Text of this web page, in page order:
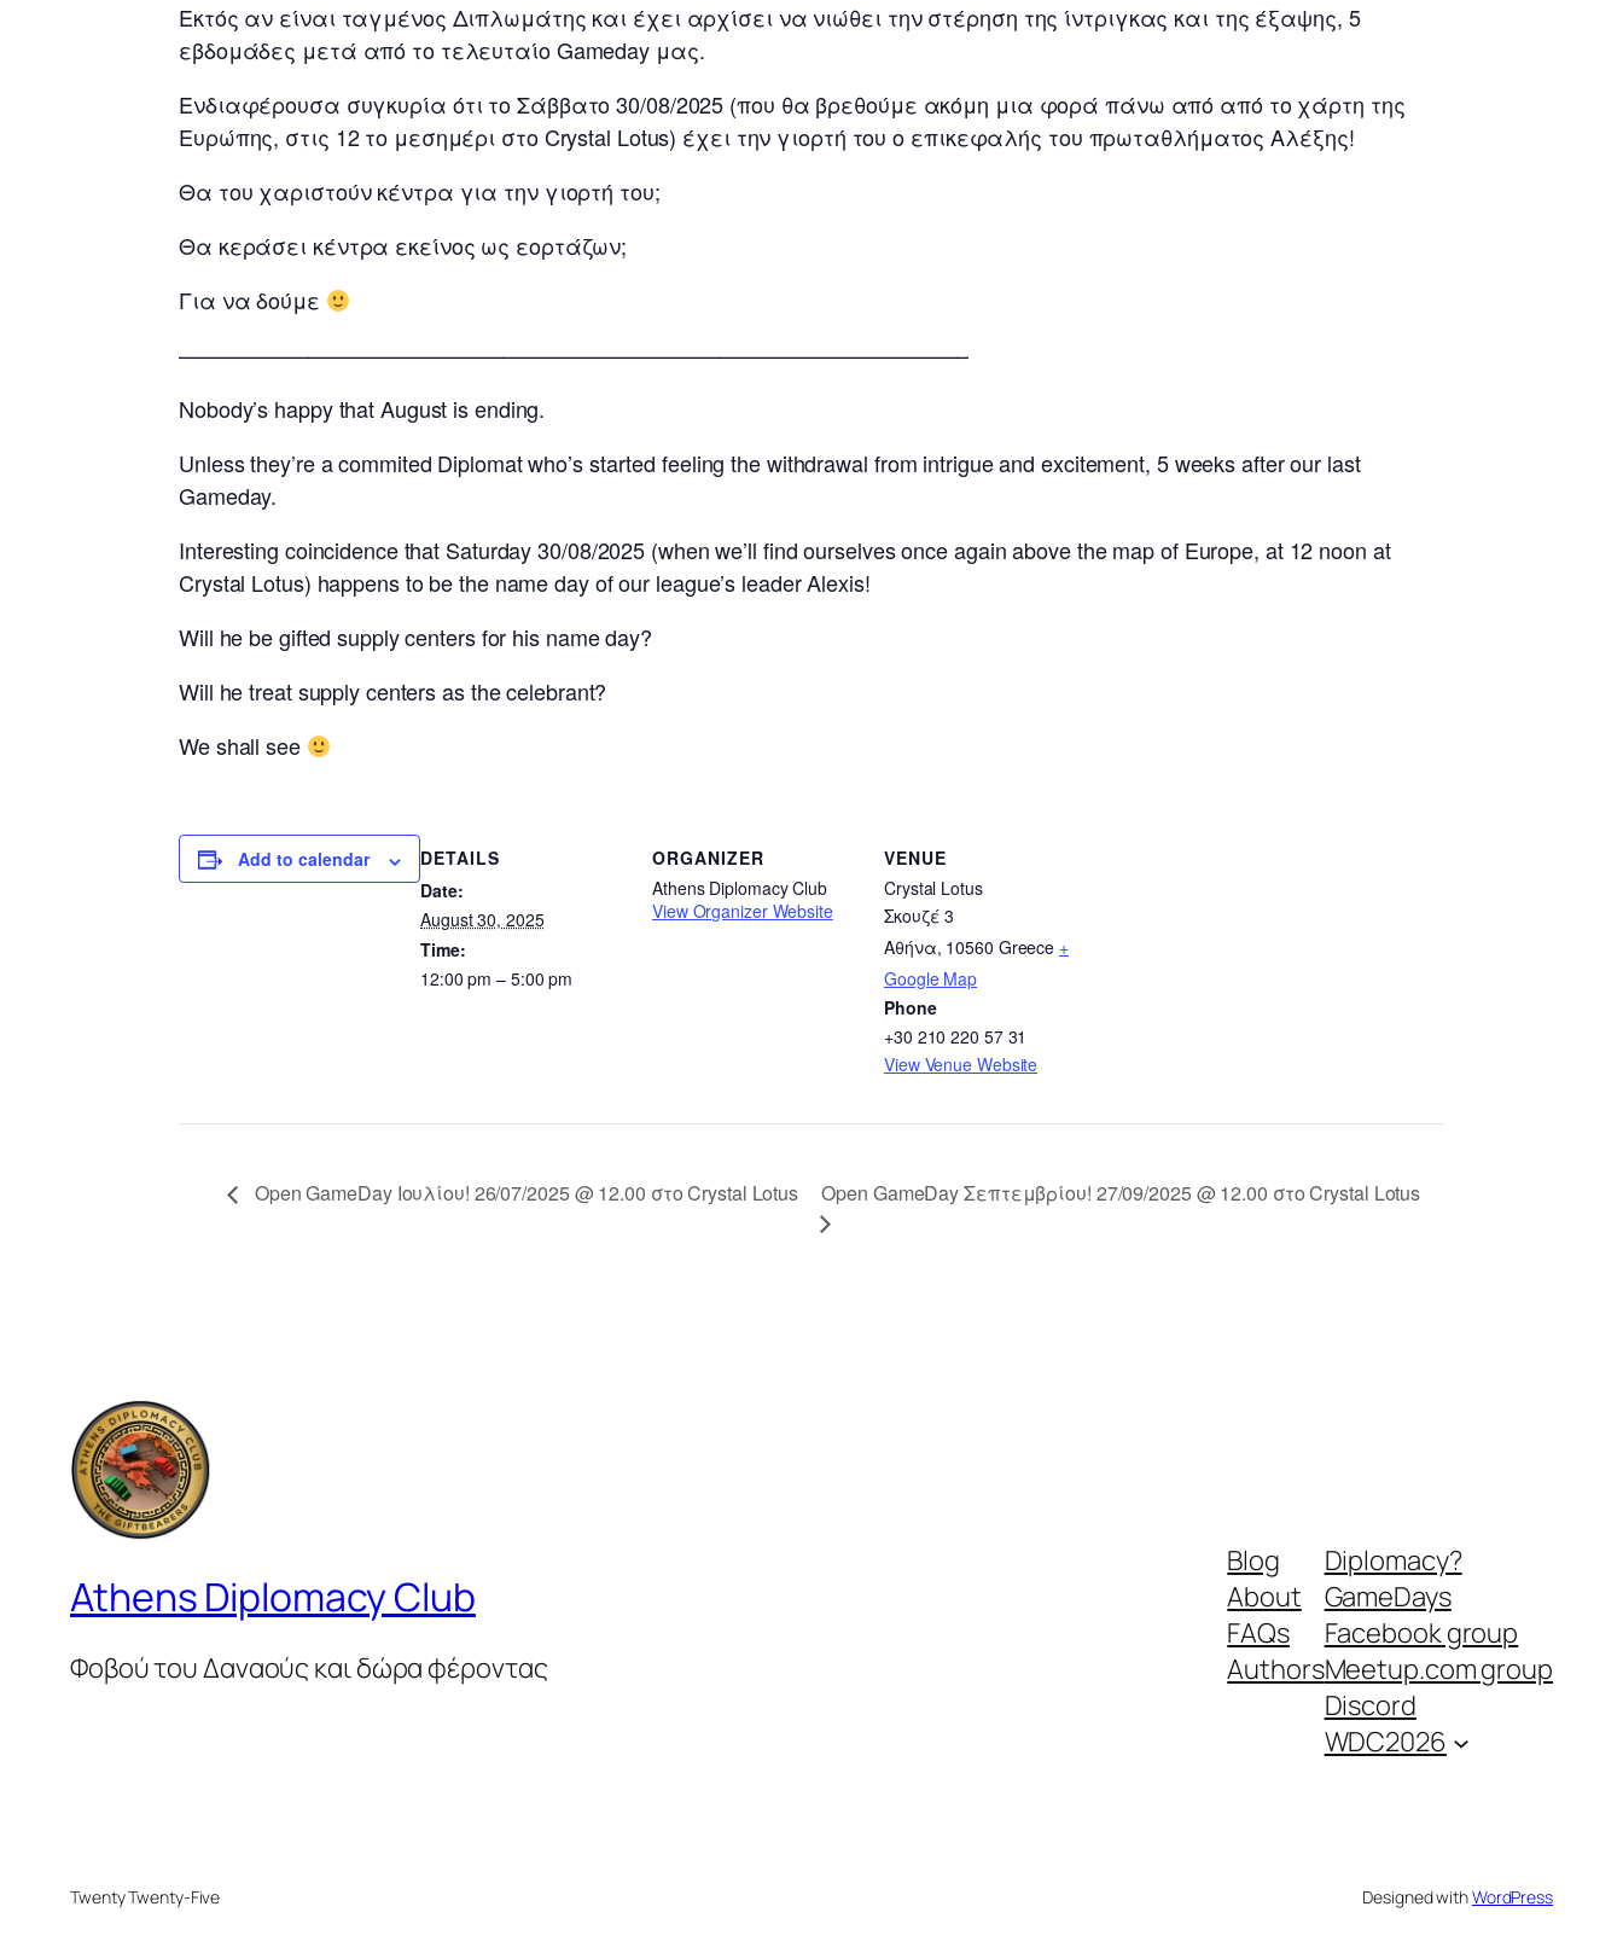
Εκτός αν είναι ταγμένος Διπλωμάτης και έχει αρχίσει να νιώθει την στέρηση της ίντριγκας και της έξαψης, 5
εβδομάδες μετά από το τελευταίο Gameday μας.
Ενδιαφέρουσα συγκυρία ότι το Σάββατο 30/08/2025 (που θα βρεθούμε ακόμη μια φορά πάνω από από το χάρτη της
Ευρώπης, στις 12 το μεσημέρι στο Crystal Lotus) έχει την γιορτή του ο επικεφαλής του πρωταθλήματος Αλέξης!
Θα του χαριστούν κέντρα για την γιορτή του;
Θα κεράσει κέντρα εκείνος ως εορτάζων;
Για να δούμε
————————————————————————————————————–
Nobody’s happy that August is ending.
Unless they’re a commited Diplomat who’s started feeling the withdrawal from intrigue and excitement, 5 weeks after our last
Gameday.
Interesting coincidence that Saturday 30/08/2025 (when we’ll find ourselves once again above the map of Europe, at 12 noon at
Crystal Lotus) happens to be the name day of our league’s leader Alexis!
Will he be gifted supply centers for his name day?
Will he treat supply centers as the celebrant?
We shall see
Add to calendar
DETAILS
Date:
August 30, 2025
Time:
12:00 pm – 5:00 pm
ORGANIZER
Athens Diplomacy Club
View Organizer Website
VENUE
Crystal Lotus
Σκουζέ 3
Αθήνα, 10560 Greece +
Google Map
Phone
+30 210 220 57 31
View Venue Website
Open GameDay Ιουλίου! 26/07/2025 @ 12.00 στο Crystal Lotus Open GameDay Σεπτεμβρίου! 27/09/2025 @ 12.00 στο Crystal Lotus
Athens Diplomacy Club
Φοβού του Δαναούς και δώρα φέροντας
Blog
About
FAQs
Authors
Diplomacy?
GameDays
Facebook group
Meetup.com group
Discord
WDC2026
Twenty Twenty-Five Designed withWordPress